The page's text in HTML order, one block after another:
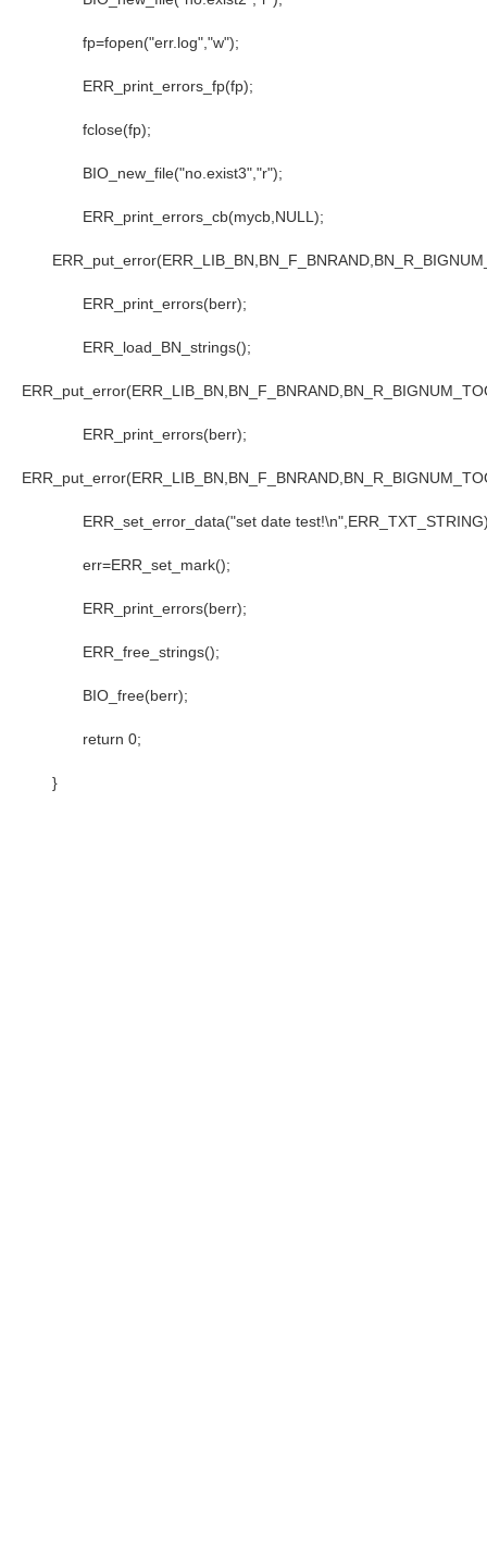
fp=fopen("err.log","w");
ERR_print_errors_fp(fp);
fclose(fp);
BIO_new_file("no.exist3","r");
ERR_print_errors_cb(mycb,NULL);
ERR_print_errors(berr);
ERR_load_BN_strings();
ERR_print_errors(berr);
ERR_set_error_data("set date
err=ERR_set_mark();
ERR_print_errors(berr);
ERR_free_strings();
BIO_free(berr);
return 0;
}